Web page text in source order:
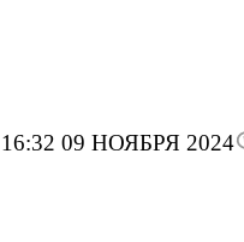
16:32 09 НОЯБРЯ 2024